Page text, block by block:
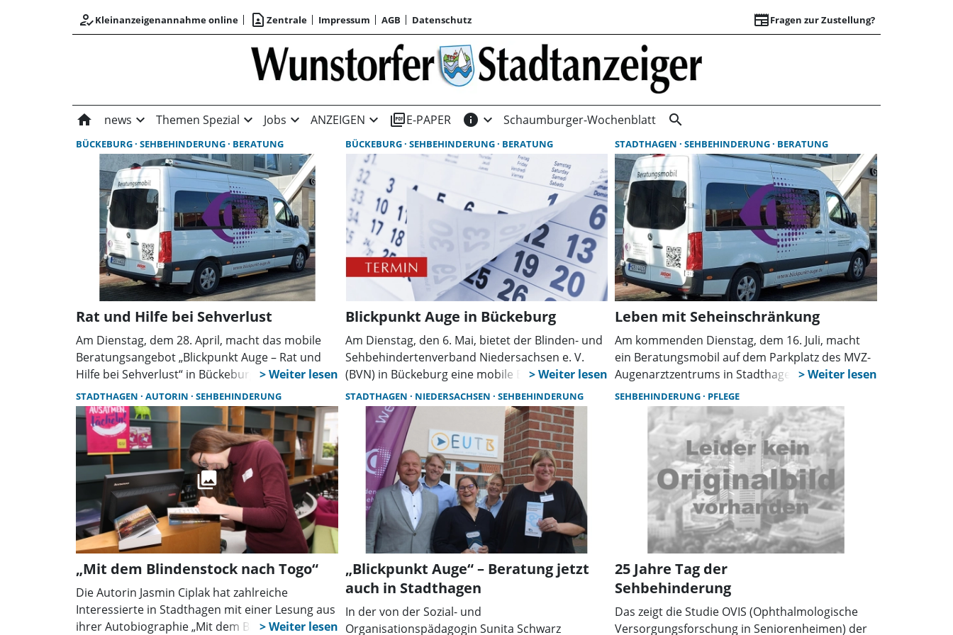
how_to_regKleinanzeigenannahme online contact_page Zentrale Impressum AGB Datenschutz newspaperFragen zur Zustellung?
Suchergebnisse |
home news expand_more Themen Spezial expand_more Jobs expand_more ANZEIGEN expand_more picture_as_pdfE-PAPER info expand_more Schaumburger-Wochenblatt search
BÜCKEBURG SEHBEHINDERUNG BERATUNG
Rat und Hilfe bei Sehverlust
Am Dienstag, dem 28. April, macht das mobile
Beratungsangebot „Blickpunkt Auge – Rat und
Hilfe bei Sehverlust“ in Bückeburg Station. Der
Blinden- und Sehbehindertenverband
Niedersachsen (BVN) verwirklicht diese
Unterstützung, die sich an Menschen mit
Sehbehinderungen sowie der Angehörige
richtet.
BÜCKEBURG SEHBEHINDERUNG BERATUNG
Blickpunkt Auge in Bückeburg
Am Dienstag, den 6. Mai, bietet der Blinden- und
Sehbehindertenverband Niedersachsen e. V.
(BVN) in Bückeburg eine mobile Beratung für
Menschen mit Sehbehinderungen an. Von 14 bis
18 Uhr steht das Beratungsmobil in der
Fußgängerzone, Lange Straße 62, bereit, um
Betroffene, deren Angehörige und Interessierte
kostenlos zu informieren und zu beraten.
STADTHAGEN SEHBEHINDERUNG BERATUNG
Leben mit Seheinschränkung
Am kommenden Dienstag, dem 16. Juli, macht
ein Beratungsmobil auf dem Parkplatz des MVZ-
Augenarztzentrums in Stadthagen Station. Hier
können sich Interessierte umfangreich über das
Thema Augenerkrankungen und Hilfen beim
Leben mit einer Seheinschränkung informieren.
STADTHAGEN AUTORIN SEHBEHINDERUNG
„Mit dem Blindenstock nach Togo“
Die Autorin Jasmin Ciplak hat zahlreiche
Interessierte in Stadthagen mit einer Lesung aus
ihrer Autobiographie „Mit dem Blindenstock
STADTHAGEN NIEDERSACHSEN SEHBEHINDERUNG
„Blickpunkt Auge“ – Beratung jetzt
auch in Stadthagen
In der von der Sozial- und
Organisationspädagogin Sunita Schwarz
SEHBEHINDERUNG PFLEGE
25 Jahre Tag der
Sehbehinderung
Das zeigt die Studie OVIS (Ophthalmologische
Versorgungsforschung in Seniorenheimen) der